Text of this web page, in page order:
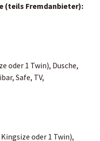
(teils Fremdanbieter):
oder 1 Twin), Dusche,
Safe, TV,
oder 1 Twin),